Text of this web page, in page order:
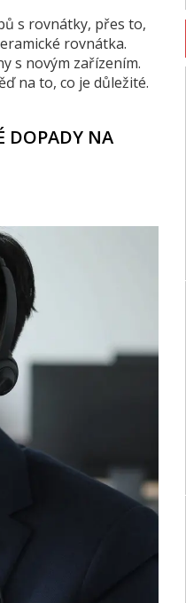
s rovnátky, přes to,
rovnátka.
s novým zařízením.
na to, co je důležité.
DOPADY NA